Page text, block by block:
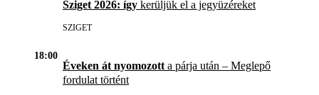
Sziget 2026: így kerüljük el a jegyüzéreket
SZIGET
18:00
Éveken át nyomozott a párja után – Meglepő
fordulat történt